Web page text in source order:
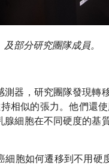
部分研究團隊成員。
測器，研究團隊發現轉
相似的張力。他們還
腺細胞在不同硬度的基
細胞如何遷移到不用